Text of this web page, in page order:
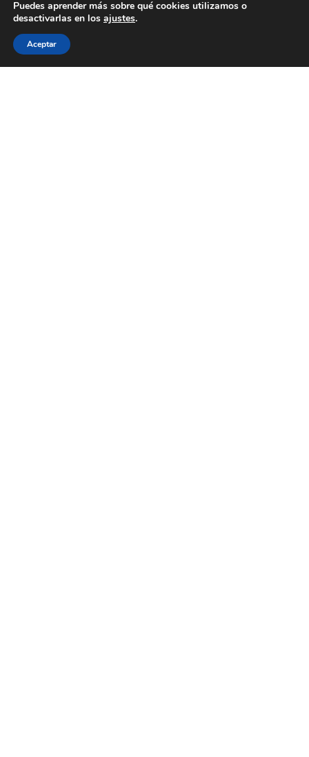
Puedes aprender más sobre qué cookies utilizamos o
desactivarlas en los ajustes.
Aceptar